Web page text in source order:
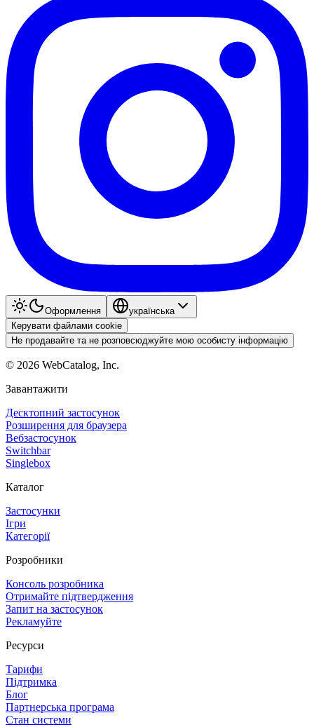
Оформлення
українська
Керувати файлами cookie
Не продавайте та не розповсюджуйте мою особисту інформацію
© 2026 WebCatalog, Inc.
Завантажити
Десктопний застосунок
Розширення для браузера
Вебзастосунок
Switchbar
Singlebox
Каталог
Застосунки
Ігри
Категорії
Розробники
Консоль розробника
Отримайте підтвердження
Запит на застосунок
Рекламуйте
Ресурси
Тарифи
Підтримка
Блог
Партнерська програма
Стан системи